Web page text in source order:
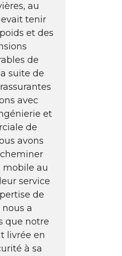
au
tenir
et des
de
suite de
avec
et
de
avons
mobile au
service
de
a
que notre
livrée en
à sa